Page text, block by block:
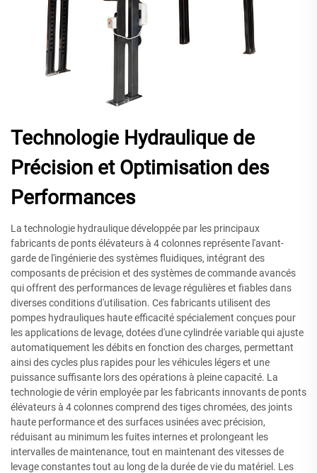
Technologie Hydraulique de
Précision et Optimisation des
Performances
La technologie hydraulique développée par les principaux
fabricants de ponts élévateurs à 4 colonnes représente l'avant-
garde de l'ingénierie des systèmes fluidiques, intégrant des
composants de précision et des systèmes de commande avancés
qui offrent des performances de levage régulières et fiables dans
diverses conditions d'utilisation. Ces fabricants utilisent des
pompes hydrauliques haute efficacité spécialement conçues pour
les applications de levage, dotées d'une cylindrée variable qui ajuste
automatiquement les débits en fonction des charges, permettant
ainsi des cycles plus rapides pour les véhicules légers et une
puissance suffisante lors des opérations à pleine capacité. La
technologie de vérin employée par les fabricants innovants de ponts
élévateurs à 4 colonnes comprend des tiges chromées, des joints
haute performance et des surfaces usinées avec précision,
réduisant au minimum les fuites internes et prolongeant les
intervalles de maintenance, tout en maintenant des vitesses de
levage constantes tout au long de la durée de vie du matériel. Les